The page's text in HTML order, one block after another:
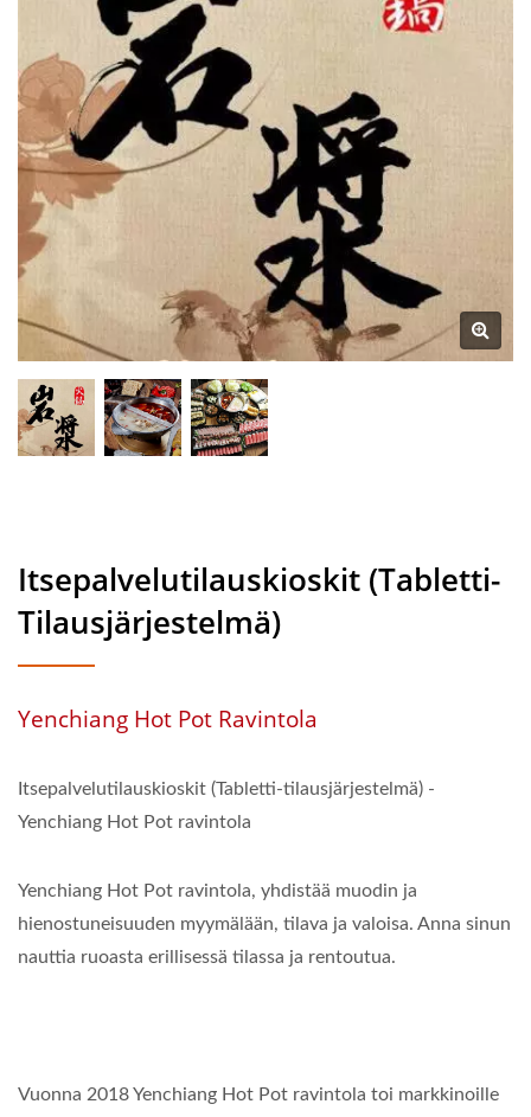
Itsepalvelutilauskioskit (Tabletti-
Tilausjärjestelmä)
Yenchiang Hot Pot Ravintola
Itsepalvelutilauskioskit (Tabletti-tilausjärjestelmä) -
Yenchiang Hot Pot ravintola
Yenchiang Hot Pot ravintola, yhdistää muodin ja
hienostuneisuuden myymälään, tilava ja valoisa. Anna sinun
nauttia ruoasta erillisessä tilassa ja rentoutua.
Vuonna 2018 Yenchiang Hot Pot ravintola toi markkinoille